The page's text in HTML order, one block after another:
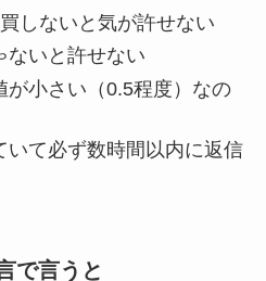
しないと気が許せない
ないと許せない
が小さい（0.5程度）なの
いて必ず数時間以内に返信
で言うと